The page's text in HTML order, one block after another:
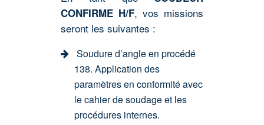
CONFIRME H/F, vos missions
seront les suivantes :
Soudure d’angle en procédé
138. Application des
paramètres en conformité avec
le cahier de soudage et les
procédures internes.